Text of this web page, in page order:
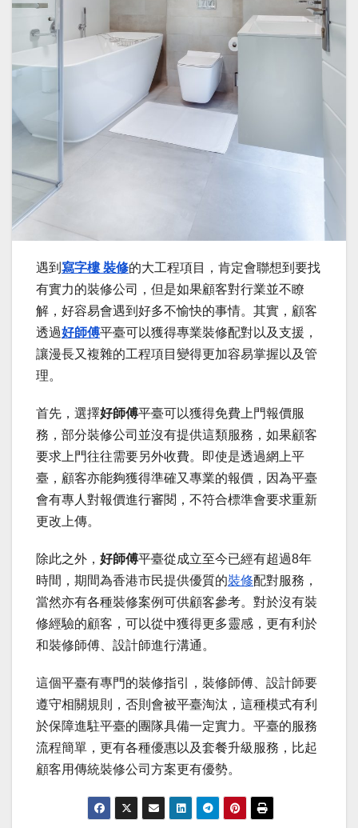
遇到寫字樓 裝修的大工程項目，肯定會聯想到要找
有實力的裝修公司，但是如果顧客對行業並不瞭
解，好容易會遇到好多不愉快的事情。其實，顧客
透過好師傅平臺可以獲得專業裝修配對以及支援，
讓漫長又複雜的工程項目變得更加容易掌握以及管
理。
首先，選擇好師傅平臺可以獲得免費上門報價服
務，部分裝修公司並沒有提供這類服務，如果顧客
要求上門往往需要另外收費。即使是透過網上平
臺，顧客亦能夠獲得準確又專業的報價，因為平臺
會有專人對報價進行審閱，不符合標準會要求重新
更改上傳。
除此之外， 好師傅平臺從成立至今已經有超過8年
時間，期間為香港市民提供優質的裝修配對服務，
當然亦有各種裝修案例可供顧客參考。對於沒有裝
修經驗的顧客，可以從中獲得更多靈感，更有利於
和裝修師傅、設計師進行溝通。
這個平臺有專門的裝修指引，裝修師傅、設計師要
遵守相關規則，否則會被平臺淘汰，這種模式有利
於保障進駐平臺的團隊具備一定實力。平臺的服務
流程簡單，更有各種優惠以及套餐升級服務，比起
顧客用傳統裝修公司方案更有優勢。